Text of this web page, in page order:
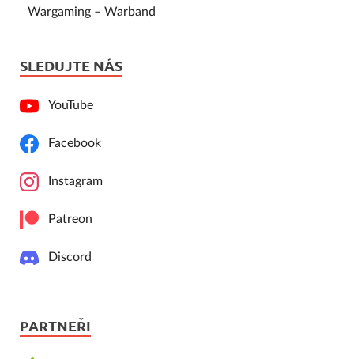
Wargaming – Warband
SLEDUJTE NÁS
YouTube
Facebook
Instagram
Patreon
Discord
PARTNEŘI